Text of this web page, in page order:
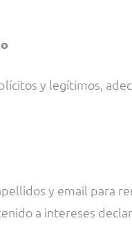
y legítimos,
y email para
a intereses